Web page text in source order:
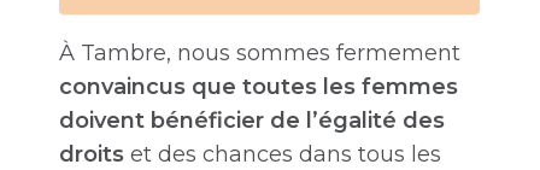
À Tambre, nous sommes fermement
convaincus que toutes les femmes
doivent bénéficier de l’égalité des
droits et des chances dans tous les